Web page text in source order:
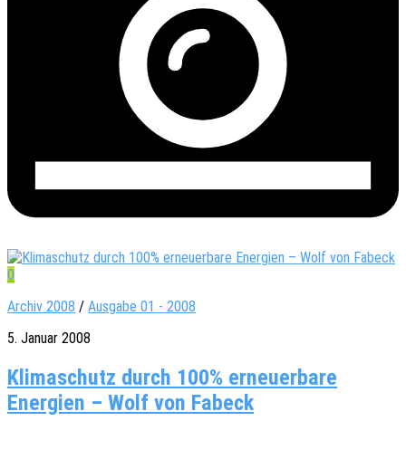
0
Archiv 2008 / Ausgabe 01 - 2008
5. Januar 2008
Klimaschutz durch 100% erneuerbare
Energien – Wolf von Fabeck